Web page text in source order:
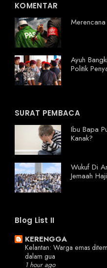
KOMENTAR
Ayuh
Politik
SURAT PEMBACA
Ibu Bapa
Kanak?
Wukuf Di
Jemaah
Blog List II
KERENGGA
Kelantan: Warga emas
dalam gua
1 hour ago